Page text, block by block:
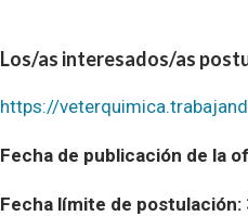
Los/as interesados/as
https://
Fecha de publicación de la
Fecha límite de postulación: